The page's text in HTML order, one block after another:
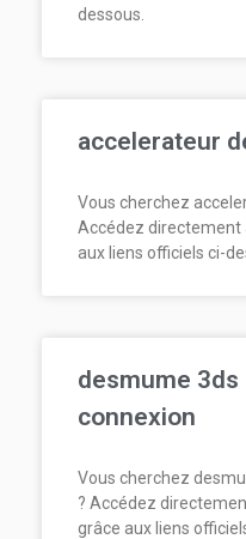
dessous.
accelerateur
Vous cherchez
Accédez directement
aux liens officiels ci-
desmume
connexion
Vous cherchez
? Accédez
grâce aux liens